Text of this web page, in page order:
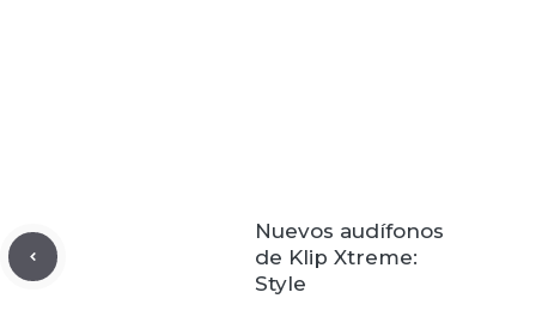
Nuevos audífonos
de Klip Xtreme:
Style